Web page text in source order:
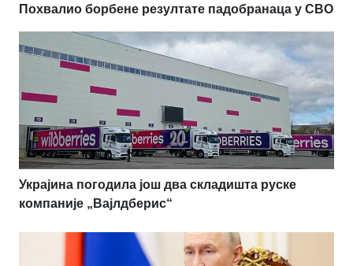
Похвалио борбене резултате падобранаца у СВО
Украјина погодила још два складишта руске
компаније „Вајлдберис“